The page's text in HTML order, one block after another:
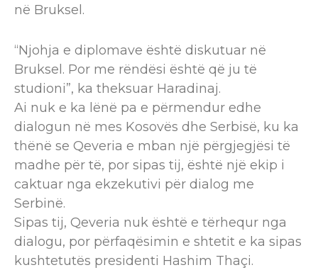
në Bruksel.
“Njohja e diplomave është diskutuar në
Bruksel. Por me rëndësi është që ju të
studioni”, ka theksuar Haradinaj.
Ai nuk e ka lënë pa e përmendur edhe
dialogun në mes Kosovës dhe Serbisë, ku ka
thënë se Qeveria e mban një përgjegjësi të
madhe për të, por sipas tij, është një ekip i
caktuar nga ekzekutivi për dialog me
Serbinë.
Sipas tij, Qeveria nuk është e tërhequr nga
dialogu, por përfaqësimin e shtetit e ka sipas
kushtetutës presidenti Hashim Thaçi.